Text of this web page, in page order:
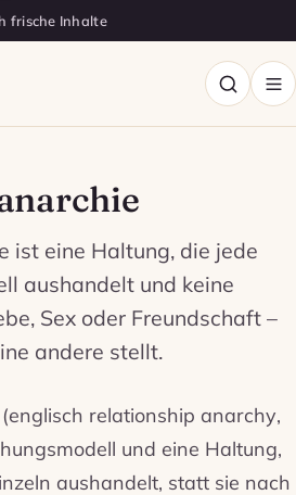
frische Inhalte
ist eine Haltung, die jede
aushandelt und keine
Sex oder Freundschaft –
andere stellt.
(englisch relationship anarchy,
und eine Haltung,
aushandelt, statt sie nach